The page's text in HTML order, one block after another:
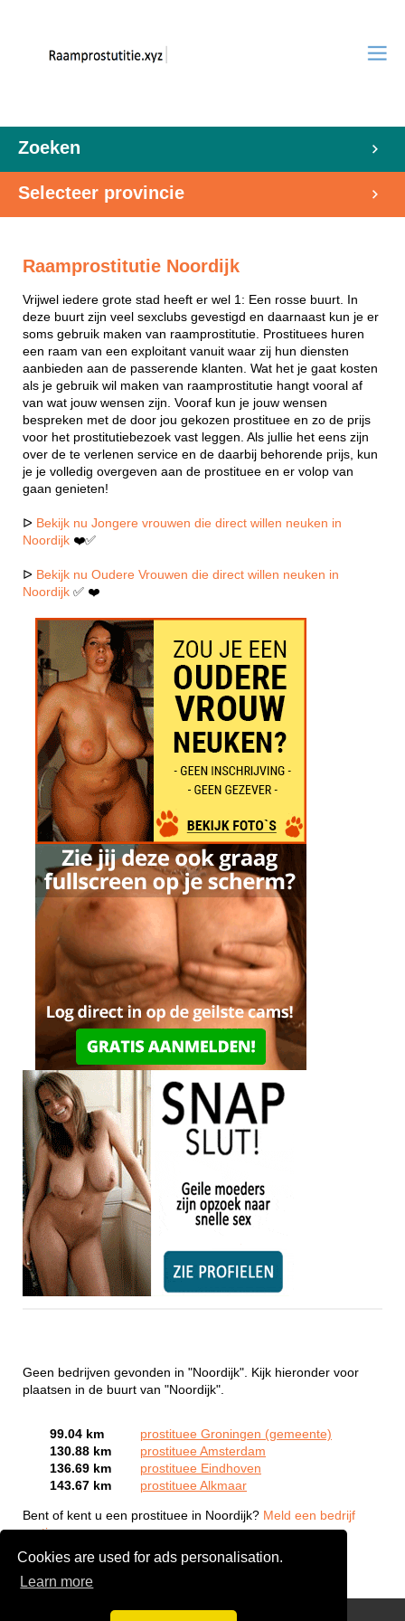
Cookies are used for ads personalisation.
Learn more
Zoeken
Selecteer provincie
Raamprostitutie Noordijk
Vrijwel iedere grote stad heeft er wel 1: Een rosse buurt. In
deze buurt zijn veel sexclubs gevestigd en daarnaast kun je er
soms gebruik maken van raamprostitutie. Prostituees huren
een raam van een exploitant vanuit waar zij hun diensten
aanbieden aan de passerende klanten. Wat het je gaat kosten
als je gebruik wil maken van raamprostitutie hangt vooral af
van wat jouw wensen zijn. Vooraf kun je jouw wensen
bespreken met de door jou gekozen prostituee en zo de prijs
voor het prostitutiebezoek vast leggen. Als jullie het eens zijn
over de te verlenen service en de daarbij behorende prijs, kun
je je volledig overgeven aan de prostituee en er volop van
gaan genieten!
ᐅ Bekijk nu Jongere vrouwen die direct willen neuken in
Noordijk ❤️✅
ᐅ Bekijk nu Oudere Vrouwen die direct willen neuken in
Noordijk ✅ ❤️
Geen bedrijven gevonden in "Noordijk". Kijk hieronder voor
plaatsen in de buurt van "Noordijk".
99.04 km
prostituee Groningen (gemeente)
130.88 km
prostituee Amsterdam
136.69 km
prostituee Eindhoven
143.67 km
prostituee Alkmaar
Bent of kent u een prostituee in Noordijk? Meld een bedrijf
gratis aan